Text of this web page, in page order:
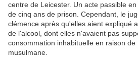
centre de Leicester. Un acte passible
de cinq ans de prison. Cependant, le
clémence après qu'elles aient expliqué
de l'alcool, dont elles n'avaient pas
consommation inhabituelle en raison de
musulmane.